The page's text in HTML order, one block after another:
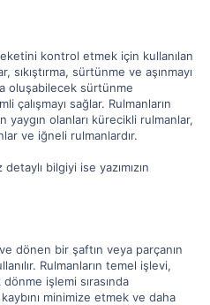
kontrol etmek için kullanılan
sürtünme ve aşınmayı
oluşabilecek sürtünme
çalışmayı sağlar. Rulmanların
olanları kürecikli rulmanlar,
ve iğneli rulmanlardır.
bilgiyi ise yazımızın
dönen bir şaftın veya parçanın
Rulmanların temel işlevi,
işlemi sırasında
minimize etmek ve daha